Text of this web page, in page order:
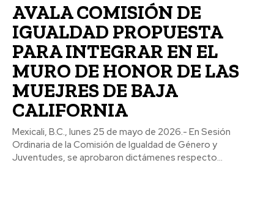
AVALA COMISIÓN DE
IGUALDAD PROPUESTA
PARA INTEGRAR EN EL
MURO DE HONOR DE LAS
MUEJRES DE BAJA
CALIFORNIA
Mexicali, B.C., lunes 25 de mayo de 2026.- En Sesión
Ordinaria de la Comisión de Igualdad de Género y
Juventudes, se aprobaron dictámenes respecto...